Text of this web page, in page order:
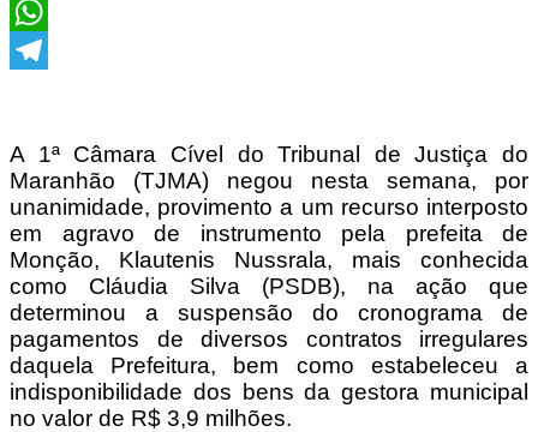
X
WhatsApp
A 1ª Câmara Cível do Tribunal de Justiça do
Maranhão (TJMA) negou nesta semana, por
unanimidade, provimento a um recurso interposto
em agravo de instrumento pela prefeita de
Monção, Klautenis Nussrala, mais conhecida
como Cláudia Silva (PSDB), na ação que
determinou a suspensão do cronograma de
pagamentos de diversos contratos irregulares
daquela Prefeitura, bem como estabeleceu a
indisponibilidade dos bens da gestora municipal
no valor de R$ 3,9 milhões.